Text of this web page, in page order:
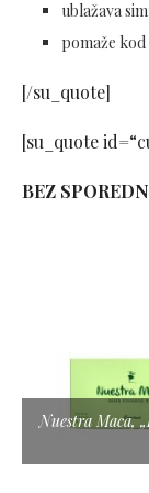
ublažava
pomaže
[/su_quote]
[su_quote
BEZ
Nuestra Maca,